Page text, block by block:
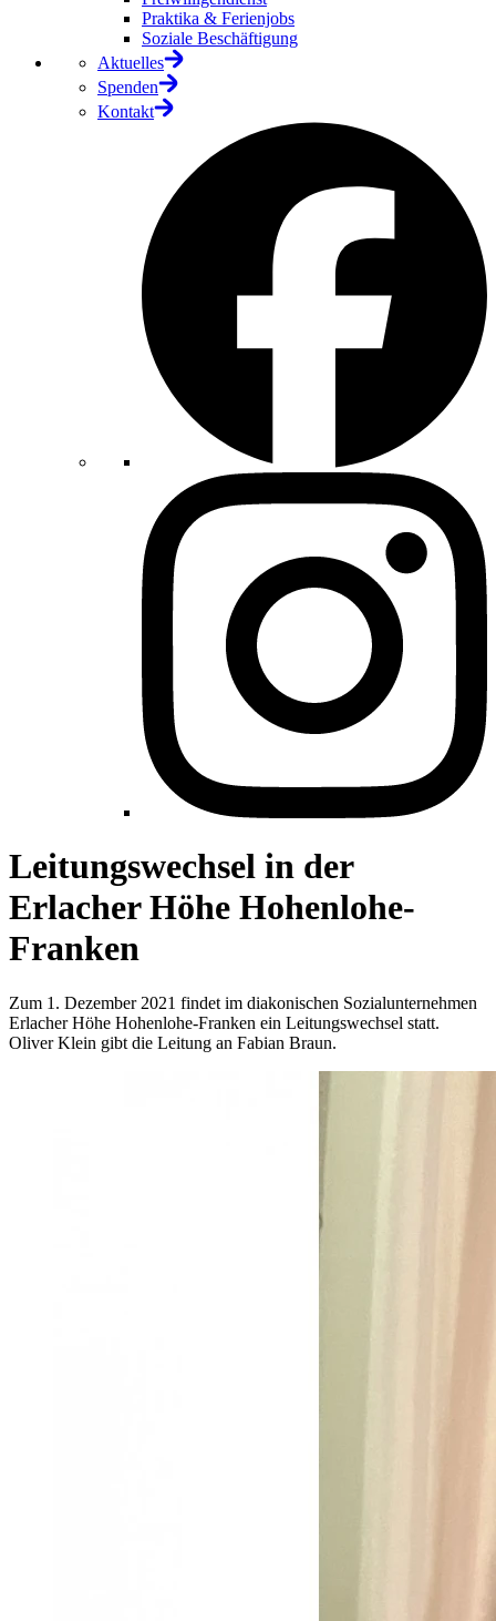
Praktika & Ferienjobs
Soziale Beschäftigung
Aktuelles
Spenden
Kontakt
Leitungswechsel in der
Erlacher Höhe Hohenlohe-
Franken
Zum 1. Dezember 2021 findet im diakonischen Sozialunternehmen
Erlacher Höhe Hohenlohe-Franken ein Leitungswechsel statt.
Oliver Klein gibt die Leitung an Fabian Braun.